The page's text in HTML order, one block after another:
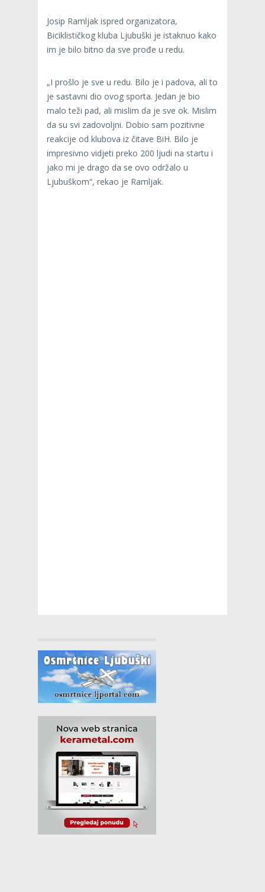
Josip Ramljak ispred organizatora,
Biciklističkog kluba Ljubuški je istaknuo kako
im je bilo bitno da sve prođe u redu.
„I prošlo je sve u redu. Bilo je i padova, ali to
je sastavni dio ovog sporta. Jedan je bio
malo teži pad, ali mislim da je sve ok. Mislim
da su svi zadovoljni. Dobio sam pozitivne
reakcije od klubova iz čitave BiH. Bilo je
impresivno vidjeti preko 200 ljudi na startu i
jako mi je drago da se ovo održalo u
Ljubuškom“, rekao je Ramljak.